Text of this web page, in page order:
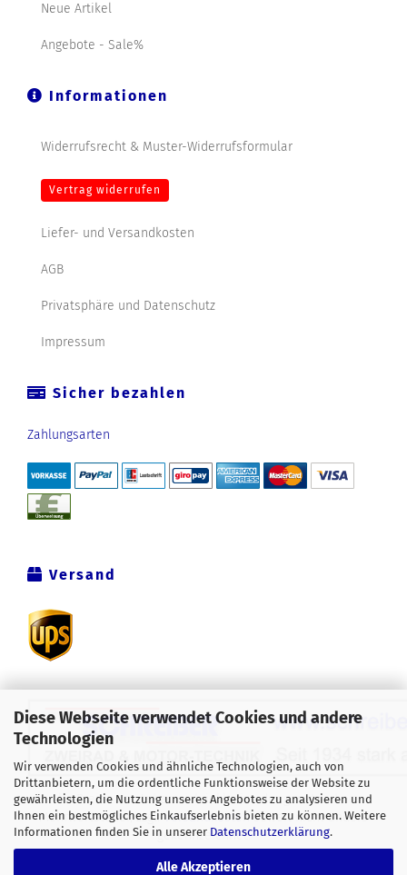
Diese Webseite verwendet Cookies und andere
Technologien
Wir verwenden Cookies und ähnliche Technologien, auch von
Drittanbietern, um die ordentliche Funktionsweise der Website zu
gewährleisten, die Nutzung unseres Angebotes zu analysieren und
Ihnen ein bestmögliches Einkaufserlebnis bieten zu können. Weitere
Informationen finden Sie in unserer Datenschutzerklärung.
Alle Akzeptieren
Neue Artikel
Angebote - Sale%
Informationen
Widerrufsrecht & Muster-Widerrufsformular
Vertrag widerrufen
Liefer- und Versandkosten
AGB
Privatsphäre und Datenschutz
Impressum
Sicher bezahlen
Zahlungsarten
Versand
Alle Preise verstehen sich inklusive der gesetzlichen
Mehrwertsteuer, zzgl.Versandkostensoweit nicht anders
gekennzeichnet.